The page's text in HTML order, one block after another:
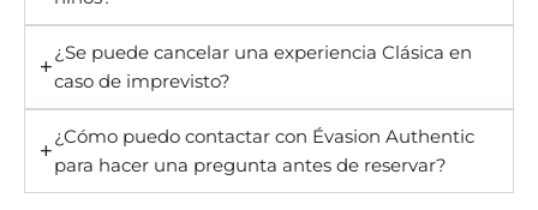
¿Se puede cancelar una experiencia Clásica en
caso de imprevisto?
¿Cómo puedo contactar con Évasion Authentic
para hacer una pregunta antes de reservar?